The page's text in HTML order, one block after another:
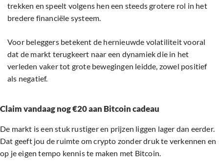
trekken en speelt volgens hen een steeds grotere rol in het
bredere financiële systeem.
Voor beleggers betekent de hernieuwde volatiliteit vooral
dat de markt terugkeert naar een dynamiek die in het
verleden vaker tot grote bewegingen leidde, zowel positief
als negatief.
Claim vandaag nog €20 aan Bitcoin cadeau
De markt is een stuk rustiger en prijzen liggen lager dan eerder.
Dat geeft jou de ruimte om crypto zonder druk te verkennen en
op je eigen tempo kennis te maken met Bitcoin.